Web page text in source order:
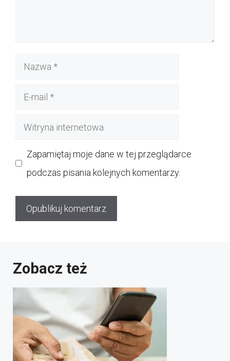
Nazwa
Witryna
Zapamiętaj moje dane w tej przeglądarce
podczas pisania kolejnych komentarzy.
Zobacz też